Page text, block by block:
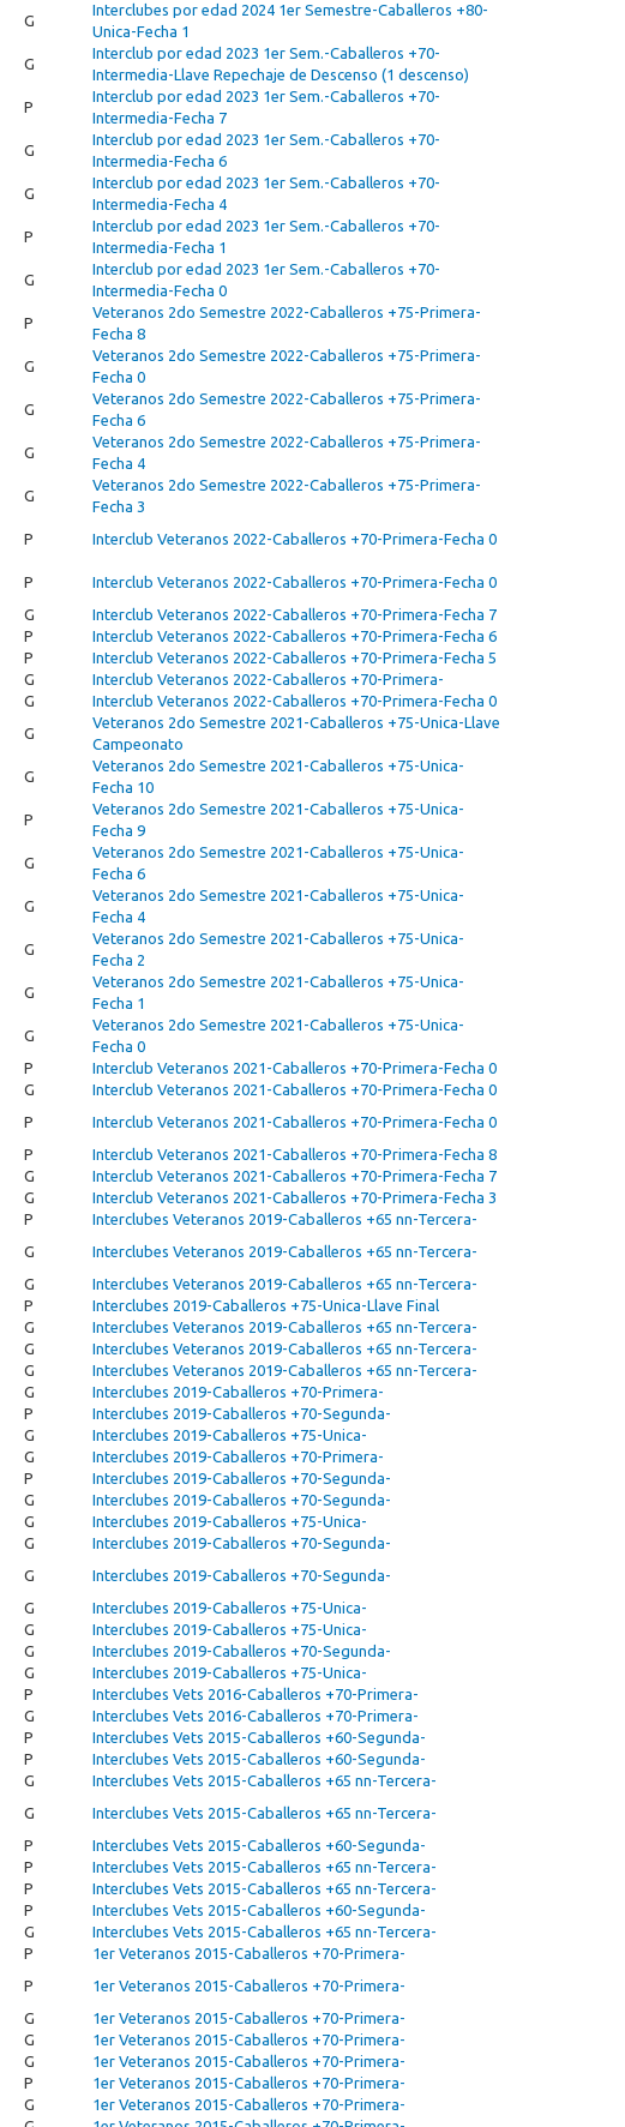
G
Interclubes por edad 2024 1er Semestre-Caballeros +80-
Unica-Fecha 1
G
Interclub por edad 2023 1er Sem.-Caballeros +70-
Intermedia-Llave Repechaje de Descenso (1 descenso)
P
Interclub por edad 2023 1er Sem.-Caballeros +70-
Intermedia-Fecha 7
G
Interclub por edad 2023 1er Sem.-Caballeros +70-
Intermedia-Fecha 6
G
Interclub por edad 2023 1er Sem.-Caballeros +70-
Intermedia-Fecha 4
P
Interclub por edad 2023 1er Sem.-Caballeros +70-
Intermedia-Fecha 1
G
Interclub por edad 2023 1er Sem.-Caballeros +70-
Intermedia-Fecha 0
P
Veteranos 2do Semestre 2022-Caballeros +75-Primera-
Fecha 8
G
Veteranos 2do Semestre 2022-Caballeros +75-Primera-
Fecha 0
G
Veteranos 2do Semestre 2022-Caballeros +75-Primera-
Fecha 6
G
Veteranos 2do Semestre 2022-Caballeros +75-Primera-
Fecha 4
G
Veteranos 2do Semestre 2022-Caballeros +75-Primera-
Fecha 3
P
Interclub Veteranos 2022-Caballeros +70-Primera-Fecha 0
P
Interclub Veteranos 2022-Caballeros +70-Primera-Fecha 0
G
Interclub Veteranos 2022-Caballeros +70-Primera-Fecha 7
P
Interclub Veteranos 2022-Caballeros +70-Primera-Fecha 6
P
Interclub Veteranos 2022-Caballeros +70-Primera-Fecha 5
G
Interclub Veteranos 2022-Caballeros +70-Primera-
G
Interclub Veteranos 2022-Caballeros +70-Primera-Fecha 0
G
Veteranos 2do Semestre 2021-Caballeros +75-Unica-Llave
Campeonato
G
Veteranos 2do Semestre 2021-Caballeros +75-Unica-
Fecha 10
P
Veteranos 2do Semestre 2021-Caballeros +75-Unica-
Fecha 9
G
Veteranos 2do Semestre 2021-Caballeros +75-Unica-
Fecha 6
G
Veteranos 2do Semestre 2021-Caballeros +75-Unica-
Fecha 4
G
Veteranos 2do Semestre 2021-Caballeros +75-Unica-
Fecha 2
G
Veteranos 2do Semestre 2021-Caballeros +75-Unica-
Fecha 1
G
Veteranos 2do Semestre 2021-Caballeros +75-Unica-
Fecha 0
P
Interclub Veteranos 2021-Caballeros +70-Primera-Fecha 0
G
Interclub Veteranos 2021-Caballeros +70-Primera-Fecha 0
P
Interclub Veteranos 2021-Caballeros +70-Primera-Fecha 0
P
Interclub Veteranos 2021-Caballeros +70-Primera-Fecha 8
G
Interclub Veteranos 2021-Caballeros +70-Primera-Fecha 7
G
Interclub Veteranos 2021-Caballeros +70-Primera-Fecha 3
P
Interclubes Veteranos 2019-Caballeros +65 nn-Tercera-
G
Interclubes Veteranos 2019-Caballeros +65 nn-Tercera-
G
Interclubes Veteranos 2019-Caballeros +65 nn-Tercera-
P
Interclubes 2019-Caballeros +75-Unica-Llave Final
G
Interclubes Veteranos 2019-Caballeros +65 nn-Tercera-
G
Interclubes Veteranos 2019-Caballeros +65 nn-Tercera-
G
Interclubes Veteranos 2019-Caballeros +65 nn-Tercera-
G
Interclubes 2019-Caballeros +70-Primera-
P
Interclubes 2019-Caballeros +70-Segunda-
G
Interclubes 2019-Caballeros +75-Unica-
G
Interclubes 2019-Caballeros +70-Primera-
P
Interclubes 2019-Caballeros +70-Segunda-
G
Interclubes 2019-Caballeros +70-Segunda-
G
Interclubes 2019-Caballeros +75-Unica-
G
Interclubes 2019-Caballeros +70-Segunda-
G
Interclubes 2019-Caballeros +70-Segunda-
G
Interclubes 2019-Caballeros +75-Unica-
G
Interclubes 2019-Caballeros +75-Unica-
G
Interclubes 2019-Caballeros +70-Segunda-
G
Interclubes 2019-Caballeros +75-Unica-
P
Interclubes Vets 2016-Caballeros +70-Primera-
G
Interclubes Vets 2016-Caballeros +70-Primera-
P
Interclubes Vets 2015-Caballeros +60-Segunda-
P
Interclubes Vets 2015-Caballeros +60-Segunda-
G
Interclubes Vets 2015-Caballeros +65 nn-Tercera-
G
Interclubes Vets 2015-Caballeros +65 nn-Tercera-
P
Interclubes Vets 2015-Caballeros +60-Segunda-
P
Interclubes Vets 2015-Caballeros +65 nn-Tercera-
P
Interclubes Vets 2015-Caballeros +65 nn-Tercera-
P
Interclubes Vets 2015-Caballeros +60-Segunda-
G
Interclubes Vets 2015-Caballeros +65 nn-Tercera-
P
1er Veteranos 2015-Caballeros +70-Primera-
P
1er Veteranos 2015-Caballeros +70-Primera-
G
1er Veteranos 2015-Caballeros +70-Primera-
G
1er Veteranos 2015-Caballeros +70-Primera-
G
1er Veteranos 2015-Caballeros +70-Primera-
P
1er Veteranos 2015-Caballeros +70-Primera-
G
1er Veteranos 2015-Caballeros +70-Primera-